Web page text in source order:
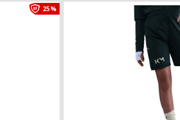
Air 25% Dětské tepláky Nike Kylian